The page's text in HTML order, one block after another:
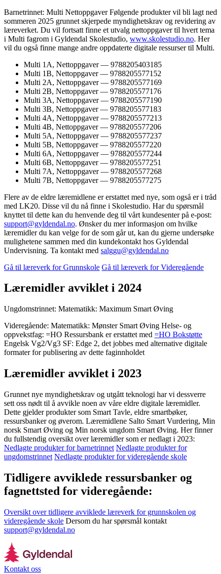
Barnetrinnet: Multi Nettoppgaver Følgende produkter vil bli lagt ned
sommeren 2025 grunnet skjerpede myndighetskrav og revidering av
læreverket. Du vil fortsatt finne et utvalg nettoppgaver til hvert tema
i Multi fagrom i Gyldendal Skolestudio, www.skolestudio.no. Her
vil du også finne mange andre oppdaterte digitale ressurser til Multi.
Multi 1A, Nettoppgaver — 9788205403185
Multi 1B, Nettoppgaver — 9788205577152
Multi 2A, Nettoppgaver — 9788205577169
Multi 2B, Nettoppgaver — 9788205577176
Multi 3A, Nettoppgaver — 9788205577190
Multi 3B, Nettoppgaver — 9788205577183
Multi 4A, Nettoppgaver — 9788205577213
Multi 4B, Nettoppgaver — 9788205577206
Multi 5A, Nettoppgaver — 9788205577237
Multi 5B, Nettoppgaver — 9788205577220
Multi 6A, Nettoppgaver — 9788205577244
Multi 6B, Nettoppgaver — 9788205577251
Multi 7A, Nettoppgaver — 9788205577268
Multi 7B, Nettoppgaver — 9788205577275
Flere av de eldre læremidlene er erstattet med nye, som også er i tråd
med LK20. Disse vil du nå finne i Skolestudio. Har du spørsmål
knyttet til dette kan du henvende deg til vårt kundesenter på e-post:
support@gyldendal.no. Ønsker du mer informasjon om hvilke
læremidler du kan velge for de som går ut, kan du gjerne undersøke
mulighetene sammen med din kundekontakt hos Gyldendal
Undervisning. Ta kontakt med salggu@gyldendal.no
Gå til læreverk for Grunnskole Gå til læreverk for Videregående
Læremidler avviklet i 2024
Ungdomstrinnet: Matematikk: Maximum Smart Øving
Videregående: Matematikk: Mønster Smart Øving Helse- og
oppvekstfag: =HO Ressursbank er erstattet med =HO Bokstøtte
Engelsk Vg2/Vg3 SF: Edge 2, det jobbes med alternative digitale
formater for publisering av dette faginnholdet
Læremidler avviklet i 2023
Grunnet nye myndighetskrav og utgått teknologi har vi dessverre
sett oss nødt til å avvikle noen av våre eldre digitale læremidler.
Dette gjelder produkter som Smart Tavle, eldre smartbøker,
ressursbanker og øverom. Læremidlene Salto Smart Vurdering, Min
norsk Smart Øving og Min norsk ungdom Smart Øving. Her finner
du fullstendig oversikt over læremidler som er nedlagt i 2023:
Nedlagte produkter for barnetrinnet Nedlagte produkter for
ungdomstrinnet Nedlagte produkter for videregående skole
Tidligere avviklede ressursbanker og
fagnettsted for videregående:
Oversikt over tidligere avviklede læreverk for grunnskolen og
videregående skole Dersom du har spørsmål kontakt
support@gyldendal.no
Kontakt oss